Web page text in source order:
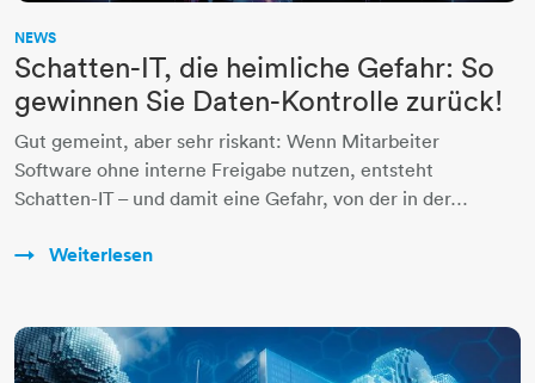
NEWS
Schatten-IT, die heimliche Gefahr: So
gewinnen Sie Daten-Kontrolle zurück!
Gut gemeint, aber sehr riskant: Wenn Mitarbeiter
Software ohne interne Freigabe nutzen, entsteht
Schatten-IT – und damit eine Gefahr, von der in der…
Weiterlesen